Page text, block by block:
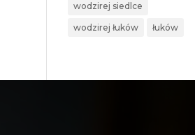
wodzirej siedlce
wodzirej łuków łuków